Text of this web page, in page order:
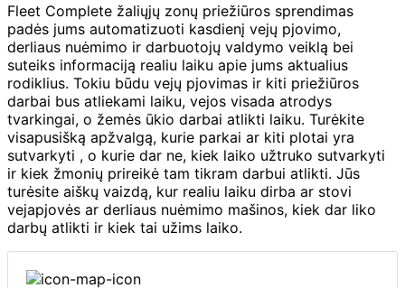
Fleet Complete žaliųjų zonų priežiūros sprendimas
padės jums automatizuoti kasdienį vejų pjovimo,
derliaus nuėmimo ir darbuotojų valdymo veiklą bei
suteiks informaciją realiu laiku apie jums aktualius
rodiklius. Tokiu būdu vejų pjovimas ir kiti priežiūros
darbai bus atliekami laiku, vejos visada atrodys
tvarkingai, o žemės ūkio darbai atlikti laiku. Turėkite
visapusišką apžvalgą, kurie parkai ar kiti plotai yra
sutvarkyti , o kurie dar ne, kiek laiko užtruko sutvarkyti
ir kiek žmonių prireikė tam tikram darbui atlikti. Jūs
turėsite aiškų vaizdą, kur realiu laiku dirba ar stovi
vejapjovės ar derliaus nuėmimo mašinos, kiek dar liko
darbų atlikti ir kiek tai užims laiko.